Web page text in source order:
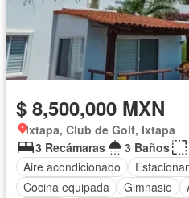
$ 8,500,000 MXN
Ixtapa, Club de Golf, Ixtapa
3 Recámaras
3 Baños
Aire acondicionado
Cocina equipada
Gimnasio